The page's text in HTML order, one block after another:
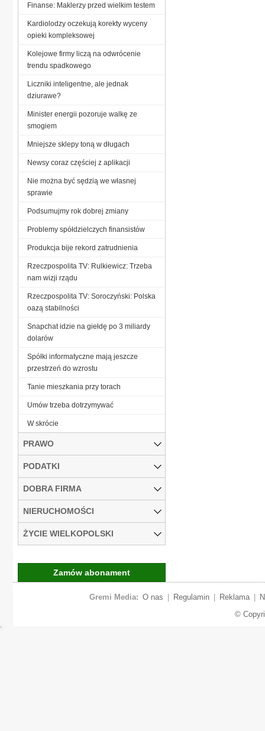
Finanse: Maklerzy przed wielkim testem
Kardiolodzy oczekują korekty wyceny
opieki kompleksowej
Kolejowe firmy liczą na odwrócenie
trendu spadkowego
Liczniki inteligentne, ale jednak
dziurawe?
Minister energii pozoruje walkę ze
smogiem
Mniejsze sklepy toną w długach
Newsy coraz częściej z aplikacji
Nie można być sędzią we własnej
sprawie
Podsumujmy rok dobrej zmiany
Problemy spółdzielczych finansistów
Produkcja bije rekord zatrudnienia
Rzeczpospolita TV: Rulkiewicz: Trzeba
nam wizji rządu
Rzeczpospolita TV: Soroczyński: Polska
oazą stabilności
Snapchat idzie na giełdę po 3 miliardy
dolarów
Spółki informatyczne mają jeszcze
przestrzeń do wzrostu
Tanie mieszkania przy torach
Umów trzeba dotrzymywać
W skrócie
PRAWO
PODATKI
DOBRA FIRMA
NIERUCHOMOŚCI
ŻYCIE WIELKOPOLSKI
Zamów abonament
Gremi Media: O nas Regulamin Reklama
©